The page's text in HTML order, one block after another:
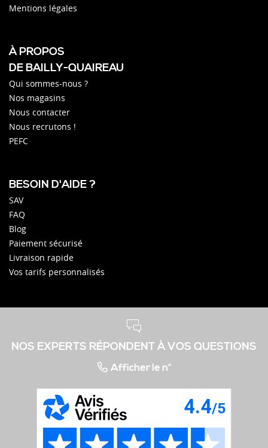
Mentions légales
À PROPOS
DE BAILLY-QUAIREAU
Qui sommes-nous ?
Nos magasins
Nous contacter
Nous recrutons !
PEFC
BESOIN D'AIDE ?
SAV
FAQ
Blog
Paiement sécurisé
Livraison rapide
Vos tarifs personnalisés
NOS EXPERTS RÉPONDENT À VOS QUESTIONS
Afficher le n°